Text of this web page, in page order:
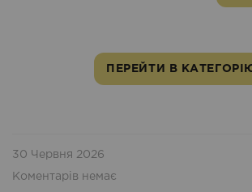
ПЕРЕЙТИ В
30 Червня 2026
Коментарів немає